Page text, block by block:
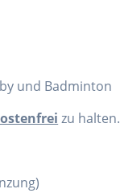
und Badminton
zu halten.